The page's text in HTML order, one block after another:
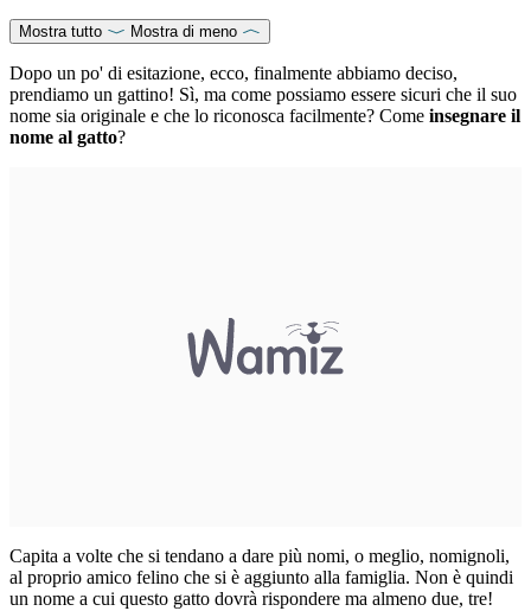
Mostra tutto Mostra di meno
Dopo un po' di esitazione, ecco, finalmente abbiamo deciso,
prendiamo un gattino! Sì, ma come possiamo essere sicuri che il suo
nome sia originale e che lo riconosca facilmente? Come insegnare il
nome al gatto?
Capita a volte che si tendano a dare più nomi, o meglio, nomignoli,
al proprio amico felino che si è aggiunto alla famiglia. Non è quindi
un nome a cui questo gatto dovrà rispondere ma almeno due, tre!